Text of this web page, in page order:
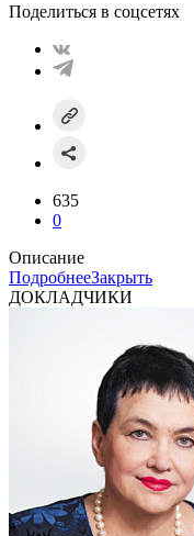
Поделиться в соцсетях
635
0
Описание
ПодробнееЗакрыть
ДОКЛАДЧИКИ